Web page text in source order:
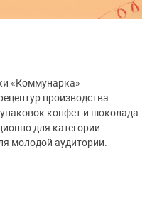
«Коммунарка»
производства
конфет и шоколада
для категории
молодой аудитории.